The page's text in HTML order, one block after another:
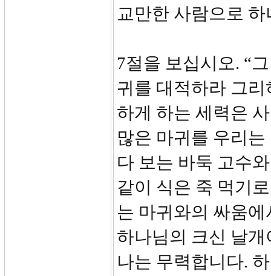
교만한 사람으로
7절을 보십시오. “
귀를 대적하라 그
하게 하는 세력은
많은 마귀를 우리
다 보는 바둑 고수
같이 식은 죽 먹기
는 마귀와의 싸움
하나님의 크신 날
나는 무력합니다.